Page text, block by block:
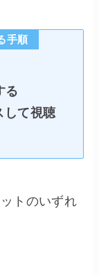
手順
る
して視聴
トのいずれ